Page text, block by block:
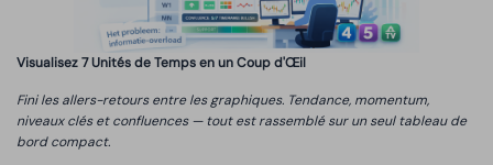
Visualisez 7 Unités de Temps en un Coup d'Œil
Fini les allers-retours entre les graphiques. Tendance, momentum,
niveaux clés et confluences — tout est rassemblé sur un seul tableau de
bord compact.